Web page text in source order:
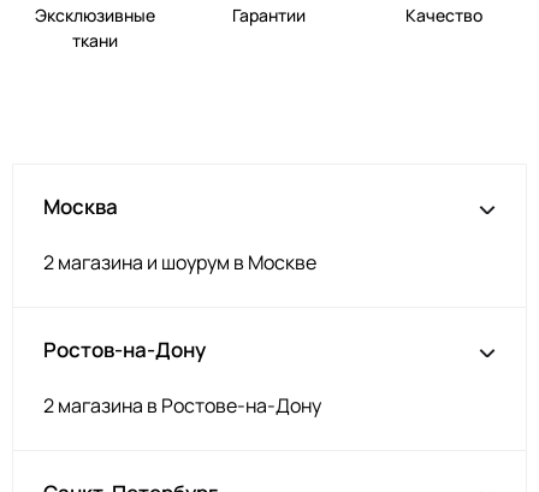
Эксклюзивные
ткани
Гарантии Качество
Москва
2 магазина и шоурум в Москве
Ростов-на-Дону
2 магазина в Ростове-на-Дону